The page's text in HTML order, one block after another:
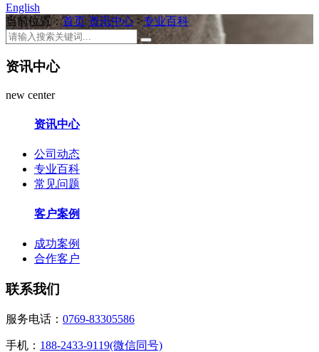
English
当前位置：首页 资讯中心 >专业百科
资讯中心
new center
资讯中心
公司动态
专业百科
常见问题
客户案例
成功案例
合作客户
联系我们
服务电话： 0769-83305586
手机： 188-2433-9119(微信同号)